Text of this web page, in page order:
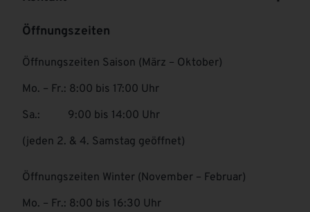
Öffnungszeiten
Öffnungszeiten Saison (März – Oktober)
Mo. – Fr.: 8:00 bis 17:00 Uhr
Sa.: 9:00 bis 14:00 Uhr
(jeden 2. & 4. Samstag geöffnet)
Öffnungszeiten Winter (November – Februar)
Mo. – Fr.: 8:00 bis 16:30 Uhr